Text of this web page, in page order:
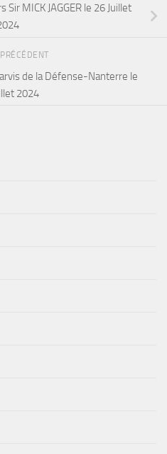
Sir MICK JAGGER le 26 Juillet
de la Défense-Nanterre le
2024